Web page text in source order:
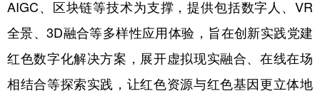
四川 贵州 云南 西藏
陕西 甘肃 青海 宁夏
AIGC、区块链等技术为支撑，提供包括数字人、VR
全景、3D融合等多样性应用体验，旨在创新实践党建
红色数字化解决方案，展开虚拟现实融合、在线在场
相结合等探索实践，让红色资源与红色基因更立体地